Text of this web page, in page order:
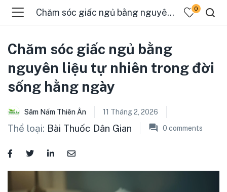
Chăm sóc giấc ngủ bằng nguyên liệu tự nhiên trong đời sống hằng ngày 0
Chăm sóc giấc ngủ bằng
nguyên liệu tự nhiên trong đời
sống hằng ngày
Sâm Nấm Thiên Ân 11 Tháng 2, 2026
Thể loại: Bài Thuốc Dân Gian 0 comments